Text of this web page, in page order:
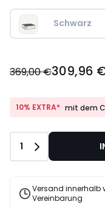
Schwarz
€
€
Rabatt
angewendet.
369,00 €309,96
10% EXTRA* mit dem
Anzahl
1
Versand innerhalb
Vereinbarung